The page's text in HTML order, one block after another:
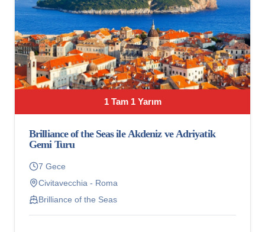
1 Tam 1 Yarım
Brilliance of the Seas ile Akdeniz ve Adriyatik
Gemi Turu
7 Gece
Civitavecchia - Roma
Brilliance of the Seas